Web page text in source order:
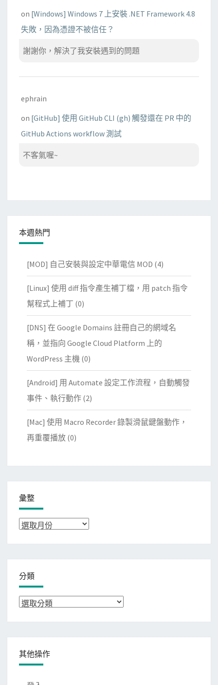
on [Windows] Windows 7 上安裝 .NET Framework 4.8
失敗，因為憑證不被信任？
謝謝你，解決了我安裝遇到的問題
ephrain
on [GitHub] 使用 GitHub CLI (gh) 觸發還在 PR 中的
GitHub Actions workflow 測試
不客氣喔~
本週熱門
[MOD] 自己安裝與設定中華電信 MOD (4)
[Linux] 使用 diff 指令產生補丁檔，用 patch 指令
幫程式上補丁 (0)
[DNS] 在 Google Domains 註冊自己的網域名
稱，並指向 Google Cloud Platform 上的
WordPress 主機 (0)
[Android] 用 Automate 設定工作流程，自動觸發
事件、執行動作 (2)
[Mac] 使用 Macro Recorder 錄製滑鼠鍵盤動作，
再重覆播放 (0)
彙整
彙
分類
分
其他操作